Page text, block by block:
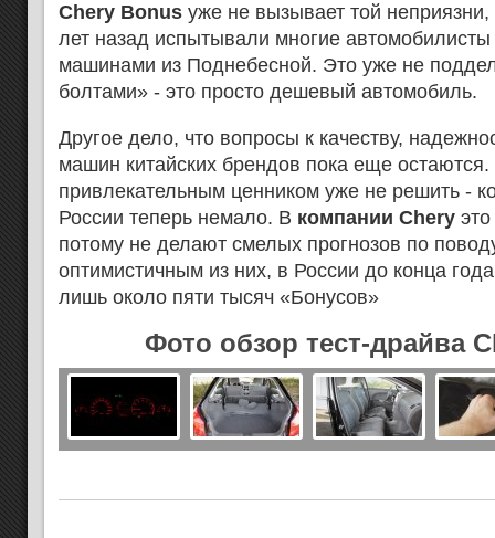
Chery Bonus уже не вызывает той
лет назад испытывали многие автомобилисты
машинами из Поднебесной. Это уже не
болтами» - это просто дешевый автомобиль.
Другое дело, что вопросы к качеству,
машин китайских брендов пока еще
привлекательным ценником уже не решить -
России теперь немало. В компании Chery
потому не делают смелых прогнозов по
оптимистичным из них, в России до конца
лишь около пяти тысяч «Бонусов»
Фото обзор тест-драйва